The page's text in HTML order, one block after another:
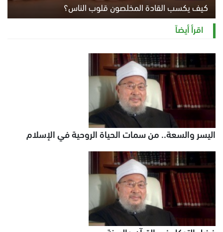
كيف يكسب القادة المخلصون قلوب الناس؟
الثلاثاء 4 أغسطس 2026 12:27 م
اقرأ أيضاً
اليسر والسعة.. من سمات الحياة الروحية في الإسلام